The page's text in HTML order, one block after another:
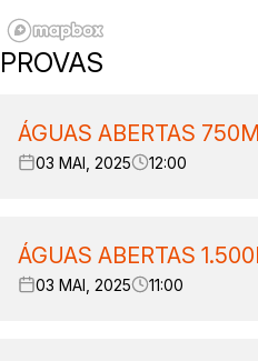
PROVAS
ÁGUAS ABERTAS 750M
03 MAI, 2025 12:00
ÁGUAS ABERTAS
03 MAI, 2025 11:00